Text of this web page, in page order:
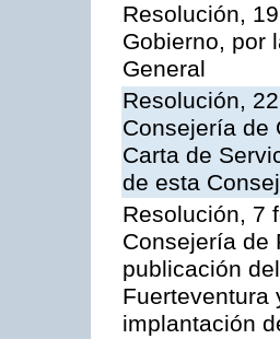
Resolución,
Gobierno, por
General
Resolución,
Consejería de
Carta de
de esta
Resolución, 7
Consejería de
publicación
Fuerteventura
implantación